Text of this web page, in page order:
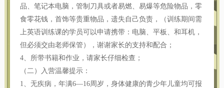
品、笔记本电脑，管制刀具或者易燃、易爆等危险物品，零
食零花钱，首饰等贵重物品，遗失自己负责，（训练期间需
上英语训练课的学员可以申请携带：电脑、平板、和耳机，
但必须交由老师保管），谢谢家长的支持和配合；
4、所带书籍和作业，请家长仔细检查；
（二）入营温馨提示：
1、无疾病，年满6—16周岁，身体健康的青少年儿童均可报